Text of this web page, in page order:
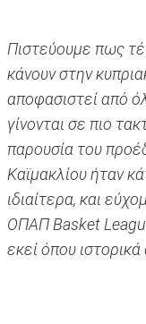
Πιστεύουμε πως
κάνουν στην
αποφασιστεί από
γίνονται σε πιο
παρουσία του
Καϊμακλίου ήταν
ιδιαίτερα, και
ΟΠΑΠ Basket
εκεί όπου